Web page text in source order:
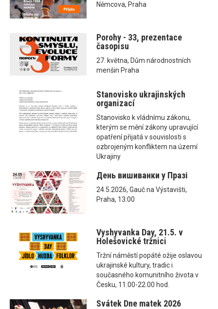
Němcova, Praha
Porohy - 33, prezentace
časopisu
27. května, Dům národnostních
menšin Praha
Stanovisko ukrajinských
organizací
Stanovisko k vládnímu zákonu,
kterým se mění zákony upravující
opatření přijatá v souvislosti s
ozbrojeným konfliktem na území
Ukrajiny
День вишиванки у Празі
24.5.2026, Gauč na Výstavišti,
Praha, 13:00
Vyshyvanka Day, 21.5. v
Holešovické tržnici
Tržní náměstí popáté ožije oslavou
ukrajinské kultury, tradic i
současného komunitního života v
Česku, 11.00-22.00 hod.
Svátek Dne matek 2026